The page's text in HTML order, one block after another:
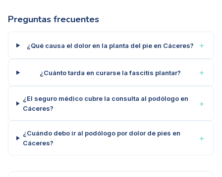
Preguntas frecuentes
¿Qué causa el dolor en la planta del pie en Cáceres? ＋
¿Cuánto tarda en curarse la fascitis plantar? ＋
¿El seguro médico cubre la consulta al podólogo en
Cáceres?
＋
¿Cuándo debo ir al podólogo por dolor de pies en
Cáceres?
＋